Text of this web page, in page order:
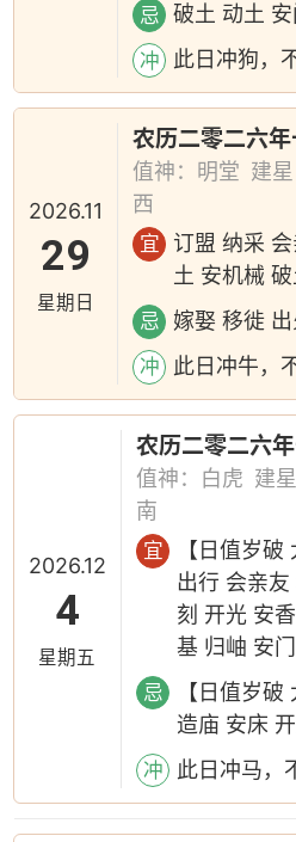
忌 破土 动土
冲 此日冲狗，
2026.11
29
星期日
农历二零二六
值神：明堂 建
西
宜 订盟 纳采
土 安机械
忌 嫁娶 移徙
冲 此日冲牛，
2026.12
4
星期五
农历二零二六
值神：白虎 建
南
宜
【日值岁
出行 会亲
刻 开光 安
基 归岫 安
忌
【日值岁
造庙 安床
冲 此日冲马，